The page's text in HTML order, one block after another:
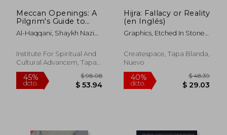
Meccan Openings: A
Pilgrim's Guide to
Divine Secrets (en
Inglés)
Al-Haqqani, Shaykh Nazim
Hisham Muhammad ; Adil,
Hajjah Amina
Institute For Spiritual And
Cultural Advancem, Tapa
Blanda, Nuevo
Hijra: Fallacy or Reality
(en Inglés)
Graphics, Etched In Stone ;
Createspace, Tapa Blanda,
Nuevo